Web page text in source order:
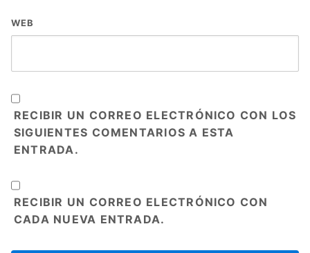
WEB
RECIBIR UN CORREO ELECTRÓNICO CON LOS
SIGUIENTES COMENTARIOS A ESTA
ENTRADA.
RECIBIR UN CORREO ELECTRÓNICO CON
CADA NUEVA ENTRADA.